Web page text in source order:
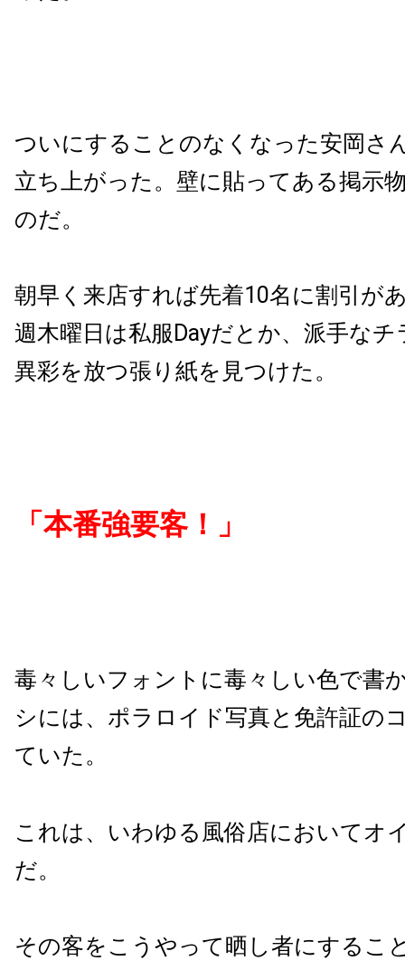
ついにすることのなくなった安岡さ
立ち上がった。壁に貼ってある掲示
のだ。
朝早く来店すれば先着10名に割引が
週木曜日は私服Dayだとか、派手な
異彩を放つ張り紙を見つけた。
「本番強要客！」
毒々しいフォントに毒々しい色で書
シには、ポラロイド写真と免許証の
ていた。
これは、いわゆる風俗店においてオ
だ。
その客をこうやって晒し者にするこ